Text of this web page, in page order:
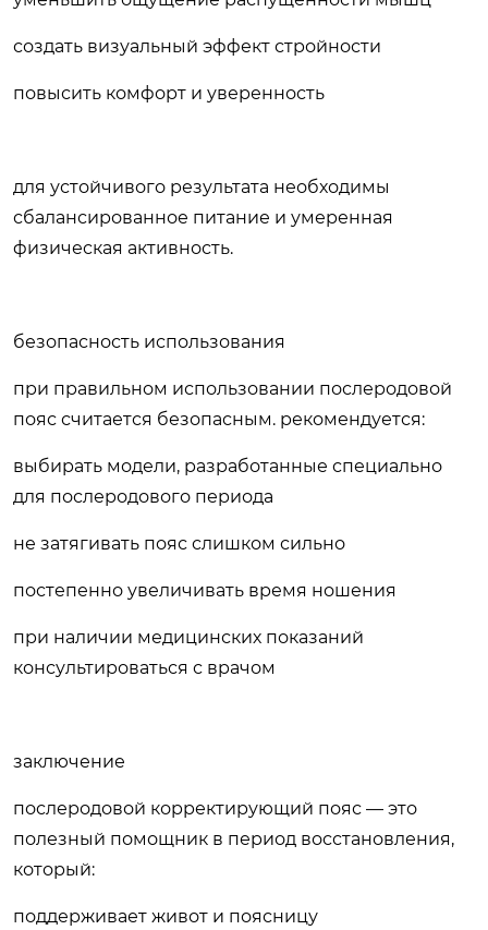
создать визуальный эффект стройности
повысить комфорт и уверенность
для устойчивого результата необходимы
сбалансированное питание и умеренная
физическая активность.
безопасность использования
при правильном использовании послеродовой
пояс считается безопасным. рекомендуется:
выбирать модели, разработанные специально
для послеродового периода
не затягивать пояс слишком сильно
постепенно увеличивать время ношения
при наличии медицинских показаний
консультироваться с врачом
заключение
послеродовой корректирующий пояс — это
полезный помощник в период восстановления,
который:
поддерживает живот и поясницу